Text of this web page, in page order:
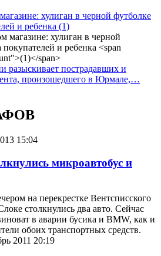
хулиган в черной футболке
и ребенка (1)
разыскивает пострадавших и
произошедшего в Юрмале,…
15:04
микроавтобус и
на перекрестке Вентсписского
столкнулись два авто. Сейчас
в аварии бусика и BMW, как и
обоих транспортных средств.
2011 20:19